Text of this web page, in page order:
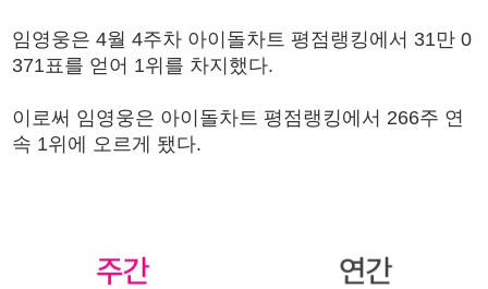
임영웅은 4월 4주차 아이돌차트 평점랭킹에서 31만 0
371표를 얻어 1위를 차지했다.
이로써 임영웅은 아이돌차트 평점랭킹에서 266주 연
속 1위에 오르게 됐다.